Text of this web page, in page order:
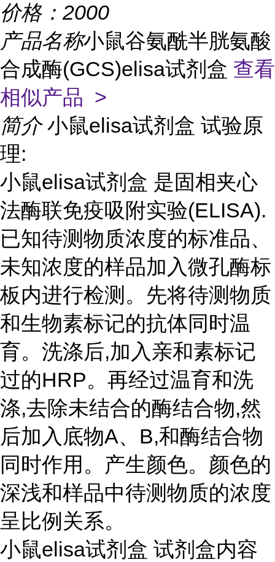
价格： 2000
产品名称小鼠谷氨酰半胱氨酸
合成酶(GCS)elisa试剂盒 查看
相似产品 >
简介 小鼠elisa试剂盒 试验原
理:
小鼠elisa试剂盒 是固相夹心
法酶联免疫吸附实验(ELISA).
已知待测物质浓度的标准品、
未知浓度的样品加入微孔酶标
板内进行检测。先将待测物质
和生物素标记的抗体同时温
育。洗涤后,加入亲和素标记
过的HRP。再经过温育和洗
涤,去除未结合的酶结合物,然
后加入底物A、B,和酶结合物
同时作用。产生颜色。颜色的
深浅和样品中待测物质的浓度
呈比例关系。
小鼠elisa试剂盒 试剂盒内容